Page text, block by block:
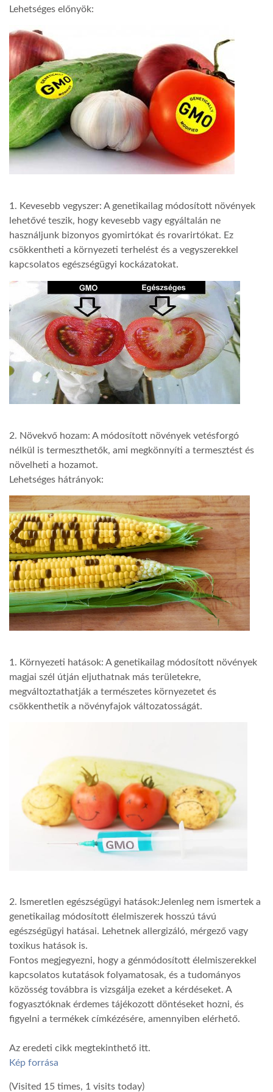
GLOBOTV
AFRIKA TUDÁSTÁR
A NAP SZÉPE
GLOBOZSARU
DOBRAVERO.HU
LATIMO.HU
GLOBOBOOK
Lehetséges előnyök:
1. Kevesebb vegyszer: A genetikailag módosított növények
lehetővé teszik, hogy kevesebb vagy egyáltalán ne
használjunk bizonyos gyomirtókat és rovarirtókat. Ez
csökkentheti a környezeti terhelést és a vegyszerekkel
kapcsolatos egészségügyi kockázatokat.
2. Növekvő hozam: A módosított növények vetésforgó
nélkül is termeszthetők, ami megkönnyíti a termesztést és
növelheti a hozamot.
Lehetséges hátrányok:
1. Környezeti hatások: A genetikailag módosított növények
magjai szél útján eljuthatnak más területekre,
megváltoztathatják a természetes környezetet és
csökkenthetik a növényfajok változatosságát.
2. Ismeretlen egészségügyi hatások:Jelenleg nem ismertek a
genetikailag módosított élelmiszerek hosszú távú
egészségügyi hatásai. Lehetnek allergizáló, mérgező vagy
toxikus hatások is.
Fontos megjegyezni, hogy a génmódosított élelmiszerekkel
kapcsolatos kutatások folyamatosak, és a tudományos
közösség továbbra is vizsgálja ezeket a kérdéseket. A
fogyasztóknak érdemes tájékozott döntéseket hozni, és
figyelni a termékek címkézésére, amennyiben elérhető.
Az eredeti cikk megtekinthető itt.
Kép forrása
(Visited 15 times, 1 visits today)